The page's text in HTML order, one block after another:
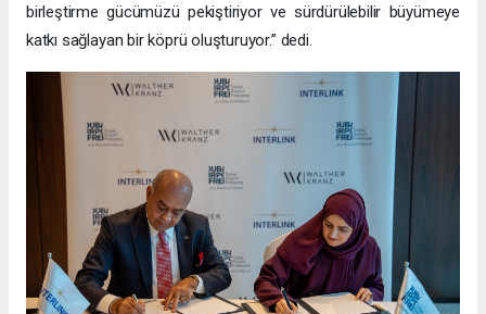
birleştirme gücümüzü pekiştiriyor ve sürdürülebilir büyümeye
katkı sağlayan bir köprü oluşturuyor.” dedi.